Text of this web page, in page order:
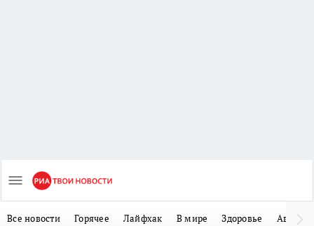
Все новости Горячее Лайфхак В мире Здоровье Авто